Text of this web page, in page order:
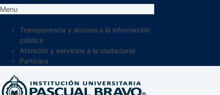
Menu
Transparencia y acceso a la información
pública
Atención y servicios a la ciudadanía
Participa